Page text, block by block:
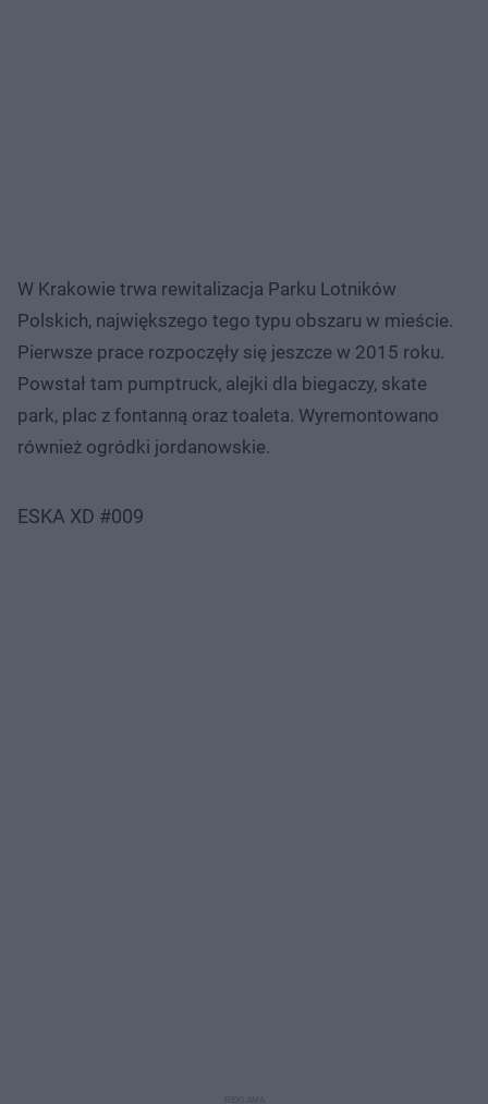
W Krakowie trwa rewitalizacja Parku Lotników
Polskich, największego tego typu obszaru w mieście.
Pierwsze prace rozpoczęły się jeszcze w 2015 roku.
Powstał tam pumptruck, alejki dla biegaczy, skate
park, plac z fontanną oraz toaleta. Wyremontowano
również ogródki jordanowskie.
ESKA XD #009